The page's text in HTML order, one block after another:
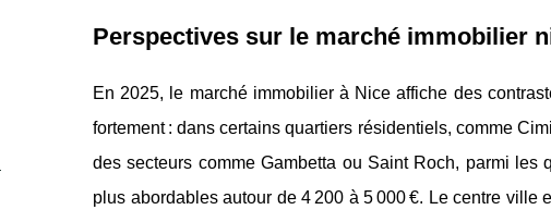
Perspectives sur le marché immobilier
En 2025, le marché immobilier à Nice affiche des
fortement : dans certains quartiers résidentiels, comme
des secteurs comme Gambetta ou Saint Roch, parmi
plus abordables autour de 4 200 à 5 000 €. Le centre